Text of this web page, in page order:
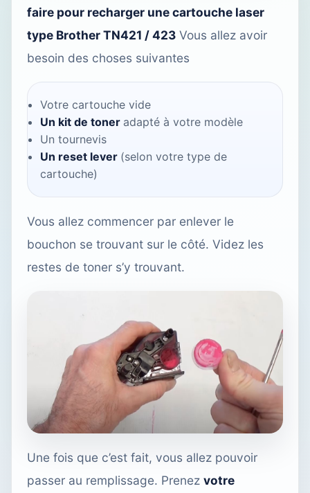
faire pour recharger une cartouche laser
type Brother TN421 / 423 Vous allez avoir
besoin des choses suivantes
Votre cartouche vide
Un kit de toner adapté à votre modèle
Un tournevis
Un reset lever (selon votre type de
cartouche)
Vous allez commencer par enlever le
bouchon se trouvant sur le côté. Videz les
restes de toner s’y trouvant.
Une fois que c’est fait, vous allez pouvoir
passer au remplissage. Prenez votre